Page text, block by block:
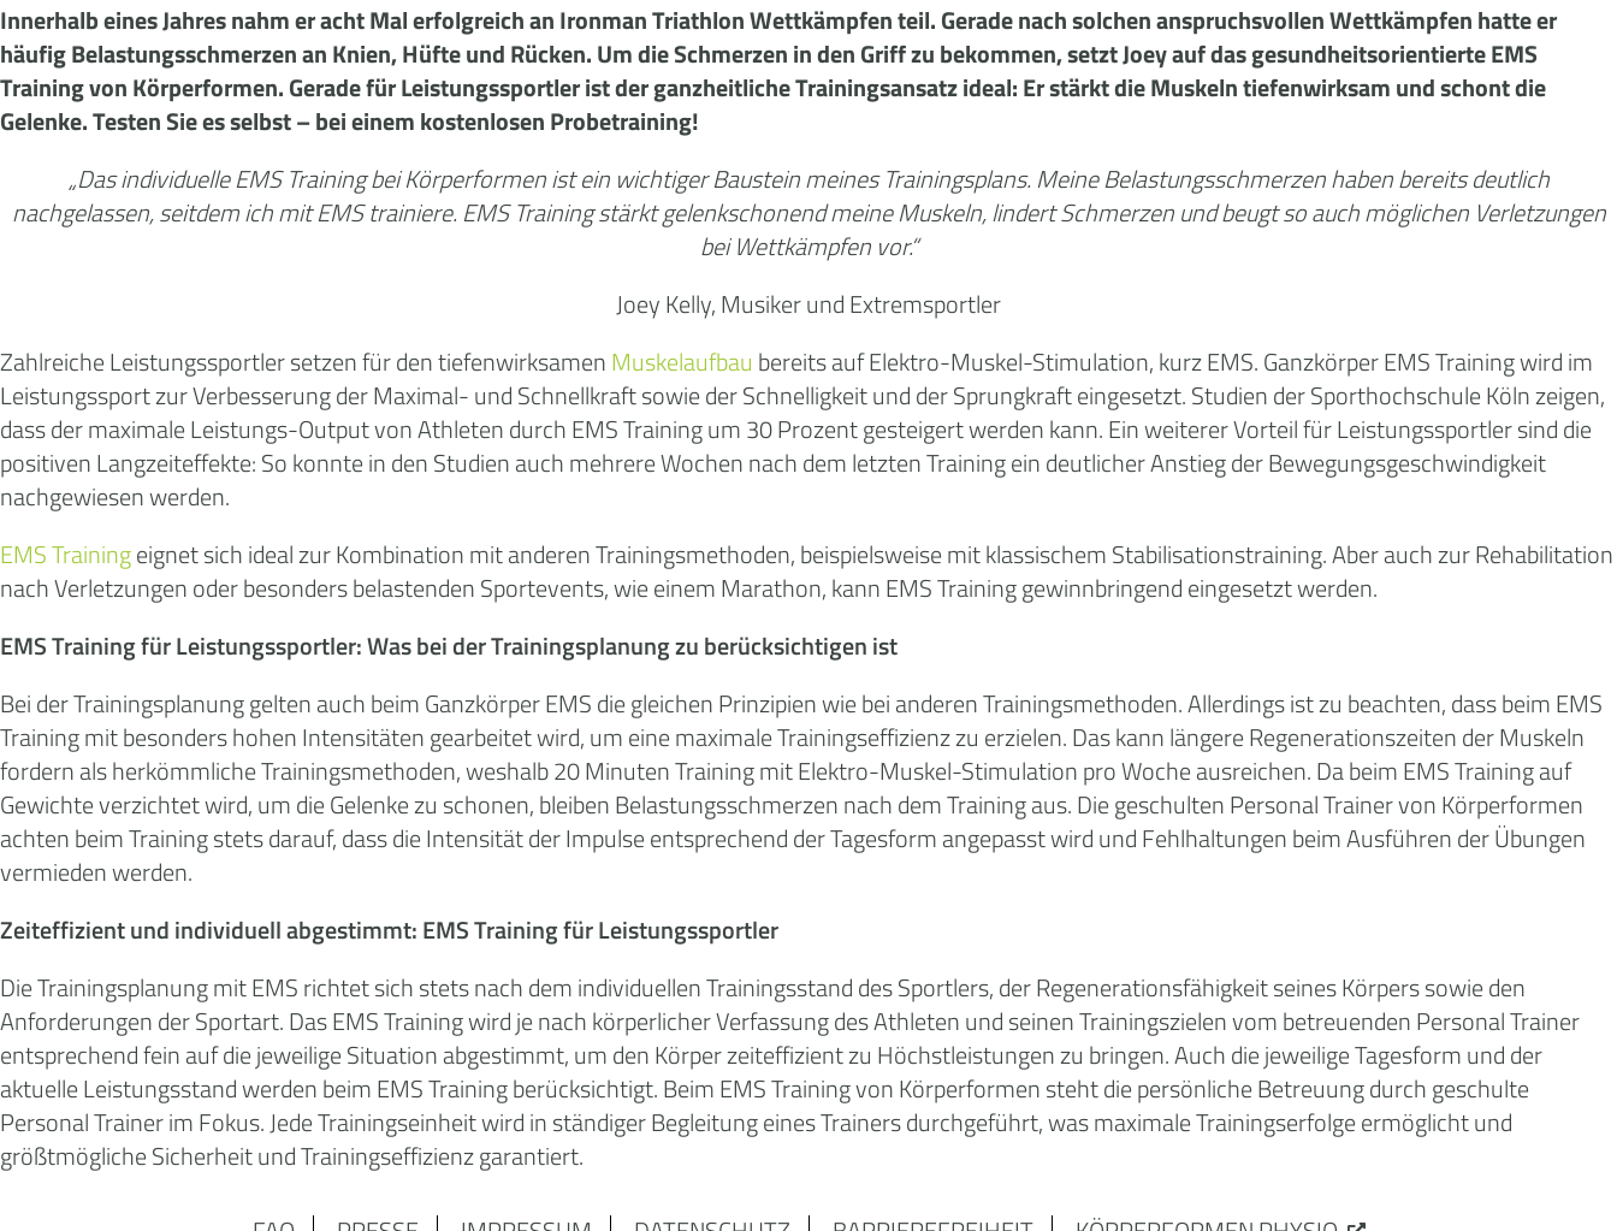
Innerhalb eines Jahres nahm er acht Mal erfolgreich an Ironman Triathlon Wettkämpfen teil. Gerade nach solchen anspruchsvollen Wettkämpfen hatte er
häufig Belastungsschmerzen an Knien, Hüfte und Rücken. Um die Schmerzen in den Griff zu bekommen, setzt Joey auf das gesundheitsorientierte EMS
Training von Körperformen. Gerade für Leistungssportler ist der ganzheitliche Trainingsansatz ideal: Er stärkt die Muskeln tiefenwirksam und schont die
Gelenke. Testen Sie es selbst – bei einem kostenlosen Probetraining!
„Das individuelle EMS Training bei Körperformen ist ein wichtiger Baustein meines Trainingsplans. Meine Belastungsschmerzen haben bereits deutlich
nachgelassen, seitdem ich mit EMS trainiere. EMS Training stärkt gelenkschonend meine Muskeln, lindert Schmerzen und beugt so auch möglichen Verletzungen
bei Wettkämpfen vor.“
Joey Kelly, Musiker und Extremsportler
Zahlreiche Leistungssportler setzen für den tiefenwirksamenMuskelaufbau bereits auf Elektro-Muskel-Stimulation, kurz EMS. Ganzkörper EMS Training wird im
Leistungssport zur Verbesserung der Maximal- und Schnellkraft sowie der Schnelligkeit und der Sprungkraft eingesetzt. Studien der Sporthochschule Köln zeigen,
dass der maximale Leistungs-Output von Athleten durch EMS Training um 30 Prozent gesteigert werden kann. Ein weiterer Vorteil für Leistungssportler sind die
positiven Langzeiteffekte: So konnte in den Studien auch mehrere Wochen nach dem letzten Training ein deutlicher Anstieg der Bewegungsgeschwindigkeit
nachgewiesen werden.
EMS Trainingeignet sich ideal zur Kombination mit anderen Trainingsmethoden, beispielsweise mit klassischem Stabilisationstraining. Aber auch zur Rehabilitation
nach Verletzungen oder besonders belastenden Sportevents, wie einem Marathon, kann EMS Training gewinnbringend eingesetzt werden.
EMS Training für Leistungssportler: Was bei der Trainingsplanung zu berücksichtigen ist
Bei der Trainingsplanung gelten auch beim Ganzkörper EMS die gleichen Prinzipien wie bei anderen Trainingsmethoden. Allerdings ist zu beachten, dass beim EMS
Training mit besonders hohen Intensitäten gearbeitet wird, um eine maximale Trainingseffizienz zu erzielen. Das kann längere Regenerationszeiten der Muskeln
fordern als herkömmliche Trainingsmethoden, weshalb 20 Minuten Training mit Elektro-Muskel-Stimulation pro Woche ausreichen. Da beim EMS Training auf
Gewichte verzichtet wird, um die Gelenke zu schonen, bleiben Belastungsschmerzen nach dem Training aus. Die geschulten Personal Trainer von Körperformen
achten beim Training stets darauf, dass die Intensität der Impulse entsprechend der Tagesform angepasst wird und Fehlhaltungen beim Ausführen der Übungen
vermieden werden.
Zeiteffizient und individuell abgestimmt: EMS Training für Leistungssportler
Die Trainingsplanung mit EMS richtet sich stets nach dem individuellen Trainingsstand des Sportlers, der Regenerationsfähigkeit seines Körpers sowie den
Anforderungen der Sportart. Das EMS Training wird je nach körperlicher Verfassung des Athleten und seinen Trainingszielen vom betreuenden Personal Trainer
entsprechend fein auf die jeweilige Situation abgestimmt, um den Körper zeiteffizient zu Höchstleistungen zu bringen. Auch die jeweilige Tagesform und der
aktuelle Leistungsstand werden beim EMS Training berücksichtigt. Beim EMS Training von Körperformen steht die persönliche Betreuung durch geschulte
Personal Trainer im Fokus. Jede Trainingseinheit wird in ständiger Begleitung eines Trainers durchgeführt, was maximale Trainingserfolge ermöglicht und
größtmögliche Sicherheit und Trainingseffizienz garantiert.